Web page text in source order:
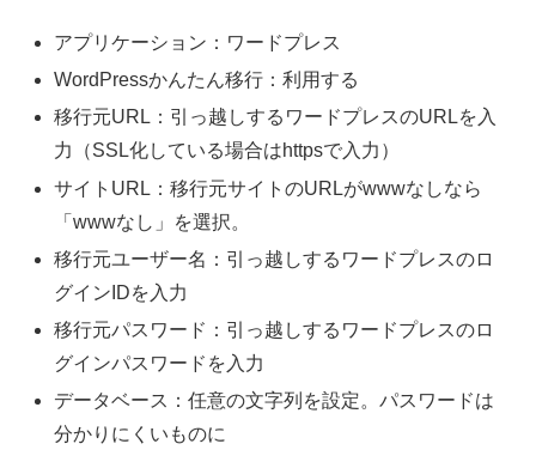
アプリケーション：ワードプレス
WordPressかんたん移行：利用する
移行元URL：引っ越しするワードプレスのURLを入
力（SSL化している場合はhttpsで入力）
サイトURL：移行元サイトのURLがwwwなしなら
「wwwなし」を選択。
移行元ユーザー名：引っ越しするワードプレスのロ
グインIDを入力
移行元パスワード：引っ越しするワードプレスのロ
グインパスワードを入力
データベース：任意の文字列を設定。パスワードは
分かりにくいものに